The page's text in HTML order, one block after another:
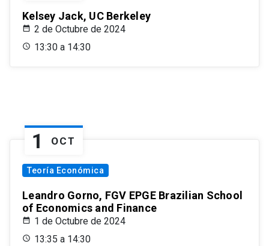
Kelsey Jack, UC Berkeley
2 de Octubre de 2024
13:30 a 14:30
1 OCT
Teoría Económica
Leandro Gorno, FGV EPGE Brazilian School
of Economics and Finance
1 de Octubre de 2024
13:35 a 14:30